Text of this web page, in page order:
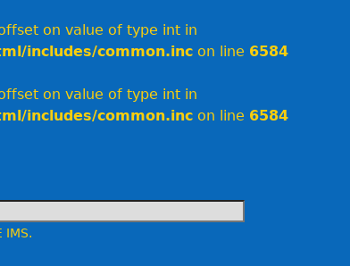
on value of type int in
includes/common.inc on line 6584
on value of type int in
includes/common.inc on line 6584
IMS.